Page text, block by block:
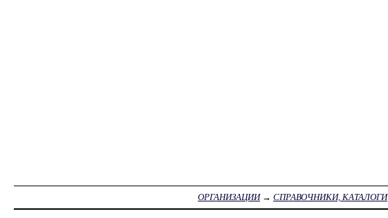
ОРГАНИЗАЦИИ→ СПРАВОЧНИКИ, КАТАЛОГИ